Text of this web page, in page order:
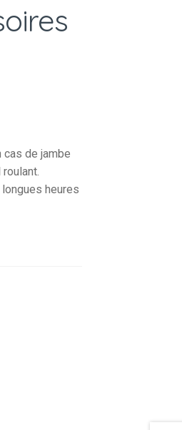
cas de jambe
heures